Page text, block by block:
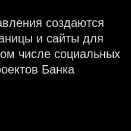
создаются
и сайты для
числе социальных
Банка